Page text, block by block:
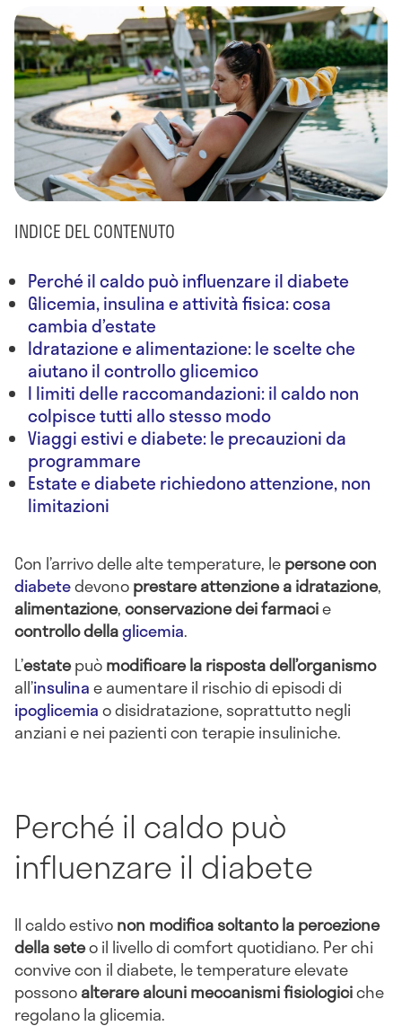
INDICE DEL CONTENUTO
Perché il caldo può influenzare il diabete
Glicemia, insulina e attività fisica: cosa
cambia d’estate
Idratazione e alimentazione: le scelte che
aiutano il controllo glicemico
I limiti delle raccomandazioni: il caldo non
colpisce tutti allo stesso modo
Viaggi estivi e diabete: le precauzioni da
programmare
Estate e diabete richiedono attenzione, non
limitazioni
Con l’arrivo delle alte temperature, lepersone con
diabetedevonoprestare attenzione a idratazione,
alimentazione,conservazione dei farmacie
controllo dellaglicemia.
L’estatepuòmodificare la risposta dell’organismo
all’insulinae aumentare il rischio di episodi di
ipoglicemiao disidratazione, soprattutto negli
anziani e nei pazienti con terapie insuliniche.
Perché il caldo può
influenzare il diabete
Il caldo estivonon modifica soltanto la percezione
della seteo il livello di comfort quotidiano. Per chi
convive con il diabete, le temperature elevate
possonoalterare alcuni meccanismi fisiologiciche
regolano la glicemia.